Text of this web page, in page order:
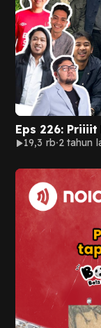
Eps 226:
19,3 rb 2 tahun